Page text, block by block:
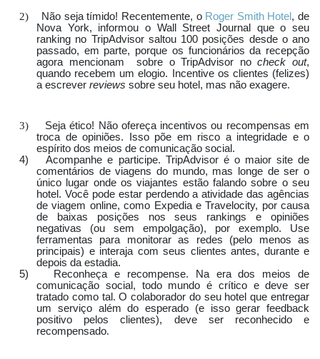
2) Não seja tímido! Recentemente, o Roger Smith Hotel , de
Nova York, informou o Wall Street Journal que o seu
ranking no TripAdvisor saltou 100 posições desde o ano
passado, em parte, porque os funcionários da recepção
agora mencionam sobre o TripAdvisor nocheck out,
quando recebem um elogio. Incentive os clientes (felizes)
a escrever reviews sobre seu hotel, mas não exagere.
3) Seja ético! Não ofereça incentivos ou recompensas em
troca de opiniões. Isso põe em risco a integridade e o
espírito dos meios de comunicação social.
4)
Acompanhe e participe. TripAdvisor é o maior site de
comentários de viagens do mundo, mas longe de ser o
único lugar onde os viajantes estão falando sobre o seu
hotel. Você pode estar perdendo a atividade das agências
de viagem online, como Expedia e Travelocity, por causa
de baixas posições nos seus rankings e opiniões
negativas (ou sem empolgação), por exemplo. Use
ferramentas para monitorar as redes (pelo menos as
principais) e interaja com seus clientes antes, durante e
depois da estadia.
5)
Reconheça e recompense. Na era dos meios de
comunicação social, todo mundo é crítico e deve ser
tratado como tal. O colaborador do seu hotel que entregar
um serviço além do esperado (e isso gerar feedback
positivo pelos clientes), deve ser reconhecido e
recompensado.